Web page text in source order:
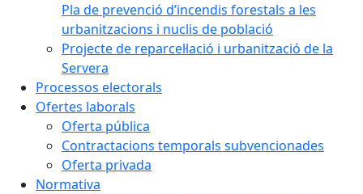
Pla de prevenció d’incendis forestals a les
urbanitzacions i nuclis de població
Projecte de reparcel·lació i urbanització de la
Servera
Processos electorals
Ofertes laborals
Oferta pública
Contractacions temporals subvencionades
Oferta privada
Normativa